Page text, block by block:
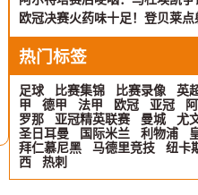
热门标签
足球 比赛集锦 比赛录像 英
甲
德甲 法甲 欧冠 亚冠
罗那
亚冠精英联赛 曼城 尤
圣日耳曼
国际米兰 利物浦
拜仁慕尼黑
马德里竞技 纽卡
西
热刺